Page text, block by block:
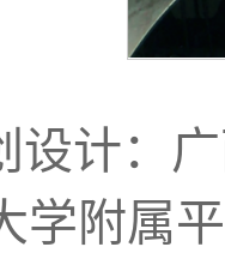
设计：
学附属